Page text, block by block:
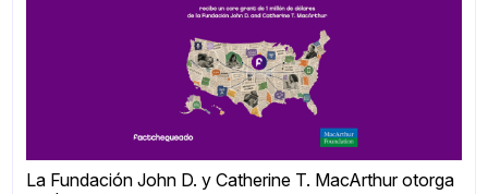
La Fundación John D. y Catherine T. MacArthur otorga